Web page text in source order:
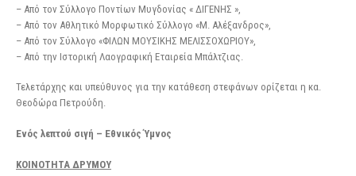
– Από τον Σύλλογο Ποντίων Μυγδονίας « ΔΙΓΕΝΗΣ »,
– Από τον Αθλητικό Μορφωτικό Σύλλογο «Μ. Αλέξανδρος»,
– Από τον Σύλλογο «ΦΙΛΩΝ ΜΟΥΣΙΚΗΣ ΜΕΛΙΣΣΟΧΩΡΙΟΥ»,
– Από την Ιστορική Λαογραφική Εταιρεία Μπάλτζιας.
Τελετάρχης και υπεύθυνος για την κατάθεση στεφάνων ορίζεται η κα.
Θεοδώρα Πετρούδη.
Ενός λεπτού σιγή – Εθνικός Ύμνος
ΚΟΙΝΟΤΗΤΑ ΔΡΥΜΟΥ